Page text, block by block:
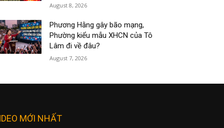
August 8, 2026
Phương Hằng gây bão mạng,
Phường kiểu mẫu XHCN của Tô
Lâm đi về đâu?
August 7, 2026
MỚI NHẤT